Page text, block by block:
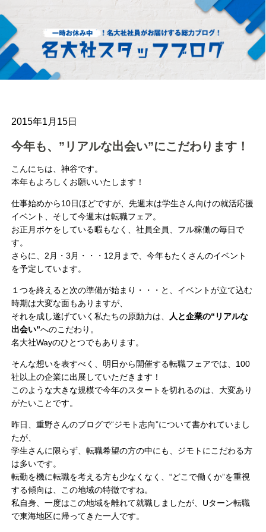
2015年1月15日
今年も、”リアルな出会い”にこだわります！
こんにちは、神谷です。
本年もよろしくお願いいたします！
仕事始めから10日ほどですが、先週末は学生さん向けの就活応援
イベント、そして今週末は転職フェア。
お正月ボケをしている暇もなく、社員全員、フル稼働の毎日で
す。
さらに、2月・3月・・・12月まで、今年もたくさんのイベント
を予定しています。
１つを終えると次の準備が始まり・・・と、イベントが立て込む
時期は大変な面もありますが、
それを成し遂げていく私たちの原動力は、 人と企業の“リアルな
出会い”へのこだわり。
名大社Wayのひとつでもあります。
そんな想いを表すべく、明日から開催する転職フェアでは、100
社以上の企業に出展していただきます！
このような大きな規模で今年のスタートを切れるのは、大変あり
がたいことです。
昨日、重野さんのブログで“ジモト志向”について書かれていまし
たが、
学生さんに限らず、転職希望の方の中にも、ジモトにこだわる方
は多いです。
転勤を機に転職を考える方も少なくなく、“どこで働くか”を重視
する傾向は、この地域の特徴ですね。
私自身、一度はこの地域を離れて就職しましたが、Uターン転職
で東海地区に帰ってきた一人です。